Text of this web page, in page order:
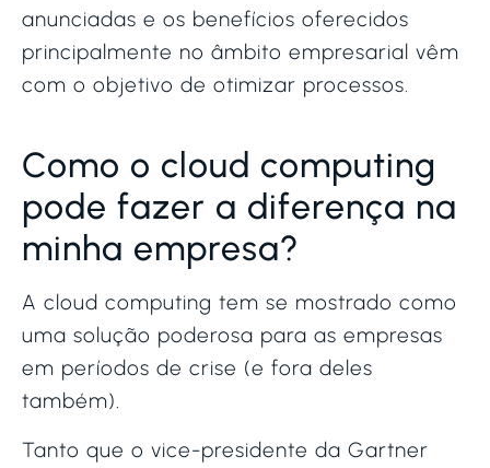
anunciadas e os benefícios oferecidos
principalmente no âmbito empresarial vêm
com o objetivo de otimizar processos.
Como o cloud computing
pode fazer a diferença na
minha empresa?
A cloud computing tem se mostrado como
uma solução poderosa para as empresas
em períodos de crise (e fora deles
também).
Tanto que o vice-presidente da Gartner